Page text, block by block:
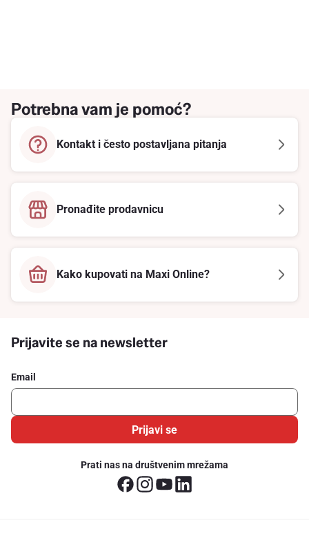
Potrebna vam je pomoć?
Kontakt i često postavljana pitanja
Pronađite prodavnicu
Kako kupovati na Maxi Online?
Prijavite se na newsletter
Email
Prijavi se
Prati nas na društvenim mrežama